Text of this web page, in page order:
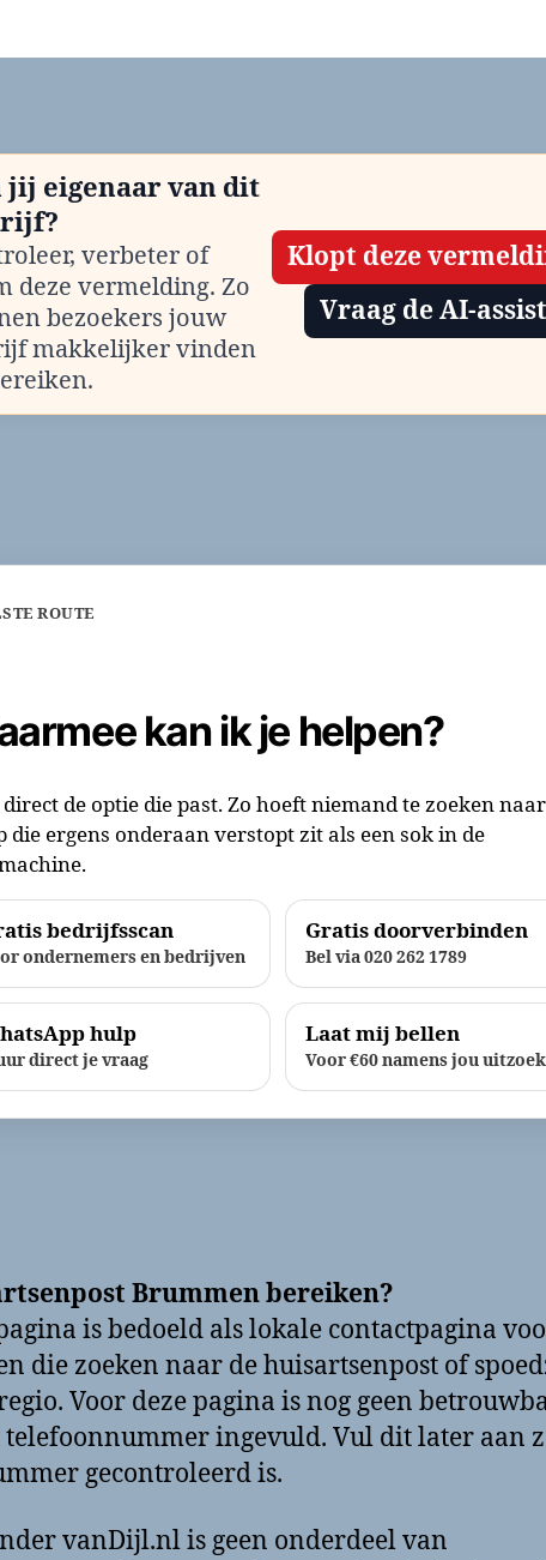
jij eigenaar van dit
verbeter of
deze vermelding. Zo
bezoekers jouw
makkelijker vinden
Klopt deze
Vraag de AI-
ROUTE
kan ik je helpen?
direct de optie die past. Zo hoeft niemand te zoeken
die ergens onderaan verstopt zit als een sok in de
bedrijfsscan
ondernemers en bedrijven
Gratis doorverbinden
Bel via 020 262 1789
hulp
direct je vraag
Laat mij bellen
Voor €60 namens jou
Brummen bereiken?
is bedoeld als lokale contactpagina
die zoeken naar de huisartsenpost of
Voor deze pagina is nog geen
ingevuld. Vul dit later aan
gecontroleerd is.
vanDijl.nl is geen onderdeel van